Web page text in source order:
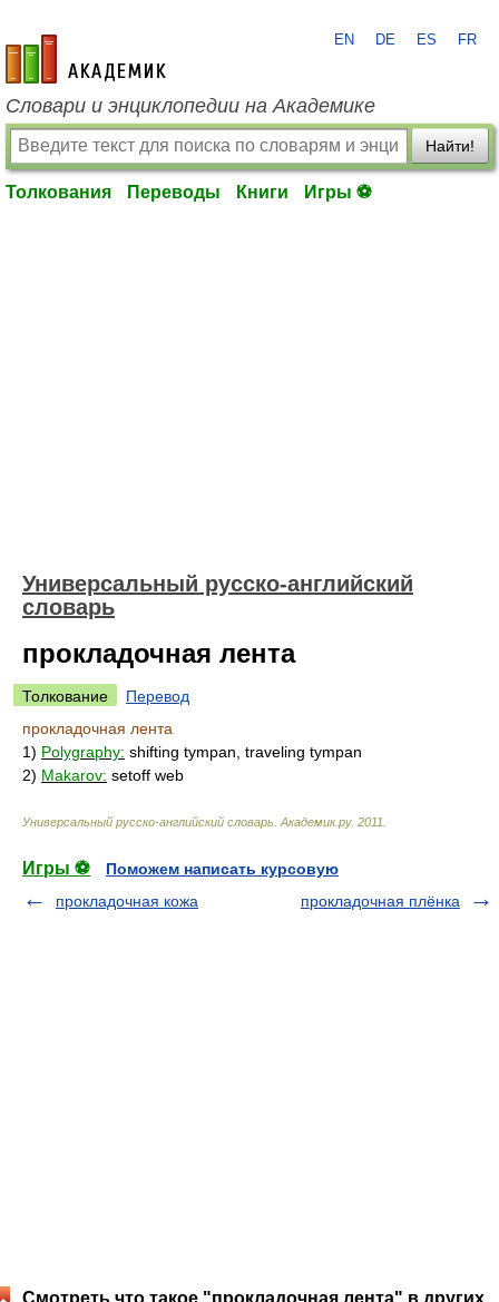
academic.ru
EN DE ES FR
Словари и энциклопедии на Академике
Найти!
Толкования Переводы Книги Игры ⚽
Универсальный русско-английский
словарь
прокладочная лента
Толкование
Перевод
прокладочная лента
1) Polygraphy: shifting tympan, traveling tympan
2) Makarov: setoff web
Универсальный русско-английский словарь Академик.ру. 2011
Игры ⚽
Поможем написать курсовую
прокладочная кожа
прокладочная плёнка
Смотреть что такое "прокладочная лента" в других